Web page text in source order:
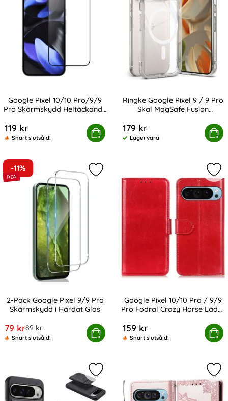
Google Pixel 10/10 Pro/9/9
Pro Skärmskydd Heltäckande
119 kr
Snart slutsåld!
Köp
10/10 Pro/9/9 Pro Skärmskydd Heltäckande Härdat
Ringke Google Pixel 9 / 9 Pro
Skal MagSafe Fusion
179 kr
Tillgänglighet:
Lagervara
Köp
Ringke Google Pixel 9 / 9 Pro Skal
-11%
2-Pack Google Pixel 9/9 Pro
Skärmskydd i Härdat Glas
rea pris
79 krtidigare pris
89 kr
Snart slutsåld!
Köp
Google Pixel 9/9 Pro Skärmskydd i Härdat Glas
Markera 2-Pack Google Pixel 9/9
Google Pixel 10/10 Pro / 9/9
Pro Fodral Crazy Horse Läder
159 kr
Snart slutsåld!
Köp
Google Pixel 10/10 Pro / 9/9 Pro
Markera lC.IMEEKE Google Pixel